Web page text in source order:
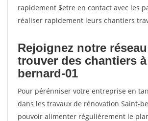
rapidement $etre en contact avec les
réaliser rapidement leurs chantiers
Rejoignez notre
trouver des chantiers
bernard-01
Pour pérénniser votre entreprise en
dans les travaux de rénovation Saint-
pouvoir alimenter régulièrement le